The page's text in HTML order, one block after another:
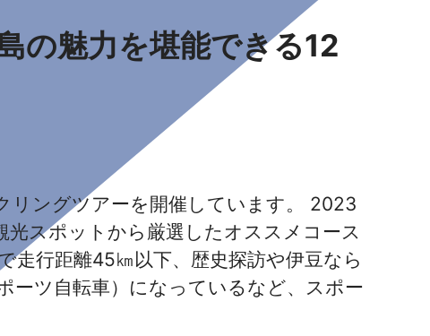
の魅力を堪能できる12
リングツアーを開催しています。 2023
光スポットから厳選したオススメコース
行距離45㎞以下、歴史探訪や伊豆なら
ーツ自転車）になっているなど、スポー